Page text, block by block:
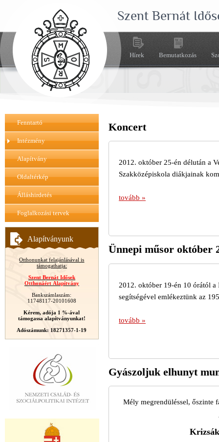
Szent Bernát
Hírek Bemutatkozás
Fenntartó
Intézmény
Alapítvány
Oldaltérkép
Álláshirdetés
Foglalkozási tervek
Alapítványunk
Otthonunkat felajánlásával is
támogathatja:
Szent Bernát Idősek
Otthonáért Alapítvány
Bankszámlaszám:
11748117-20101608
Kérem, adója 1 %-ával
támogassa alapítványunkat!
Adószámunk: 18271357-1-19
Koncert
2012. október 25-én délután a
Szakközépiskola diákjainak
tovább »
Ünnepi műsor október
2012. október 19-én 10 órától
segítségével emlékeztünk az
tovább »
Gyászoljuk elhunyt
Mély megrendüléssel, őszinte